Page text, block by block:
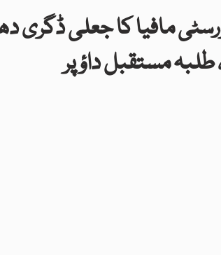
مافیا کا جعلی ڈگری
طلبہ مستقبل داؤ پر